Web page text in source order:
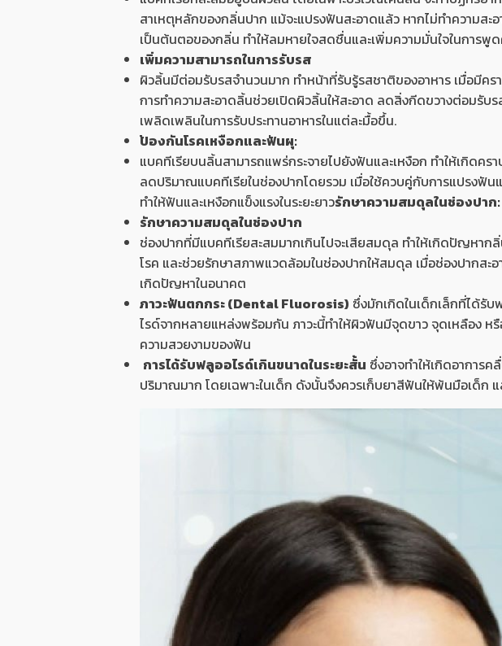
สาเหตุหลักของกลิ่นปาก แม้จะแปรงฟันสะอาดแล้ว หากไม่ทำความส
เป็นต้นตอของกลิ่น ทำให้ลมหายใจสดชื่นและเพิ่มความมั่นใจในการพู
เพิ่มความสามารถในการรับรส
ผิวลิ้นมีต่อมรับรสจำนวนมาก ทำหน้าที่รับรู้รสชาติของอาหาร เมื่อมีค
การทำความสะอาดลิ้นช่วยเปิดผิวลิ้นให้สะอาด ลดสิ่งกีดขวางต่อมรั
เพลิดเพลินในการรับประทานอาหารในแต่ละมื้อขึ้น.
ป้องกันโรคเหงือกและฟันผุ:
แบคทีเรียบนลิ้นสามารถแพร่กระจายไปยังฟันและเหงือก ทำให้เกิดค
ลดปริมาณแบคทีเรียในช่องปากโดยรวม เมื่อใช้ควบคู่กับการแปรง
ทำให้ฟันและเหงือกแข็งแรงในระยะยาวรักษาความสมดุลในช่องปาก:
รักษาความสมดุลในช่องปาก
ช่องปากที่มีแบคทีเรียสะสมมากเกินไปจะเสียสมดุล ทำให้เกิดปัญหาก
โรค และช่วยรักษาสภาพแวดล้อมในช่องปากให้สมดุล เมื่อช่องปากส
เกิดปัญหาในอนาคต
ภาวะฟันตกกระ (Dental Fluorosis) ซึ่งมักเกิดในเด็กเล็กที่ได้รั
ไรด์จากหลายแหล่งพร้อมกัน ภาวะนี้ทำให้ผิวฟันมีจุดขาว จุดเหลือง
ความสวยงามของฟัน
การได้รับฟลูออไรด์เกินขนาดในระยะสั้น ซึ่งอาจทำให้เกิดอาการ
ปริมาณมาก โดยเฉพาะในเด็ก ดังนั้นจึงควรเก็บยาสีฟันให้พ้นมือเด็ก